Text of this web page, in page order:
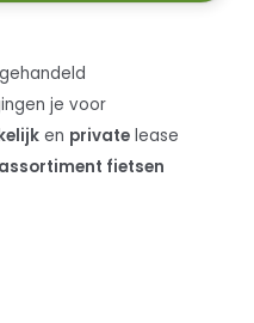
je voor
en privatelease
fietsen